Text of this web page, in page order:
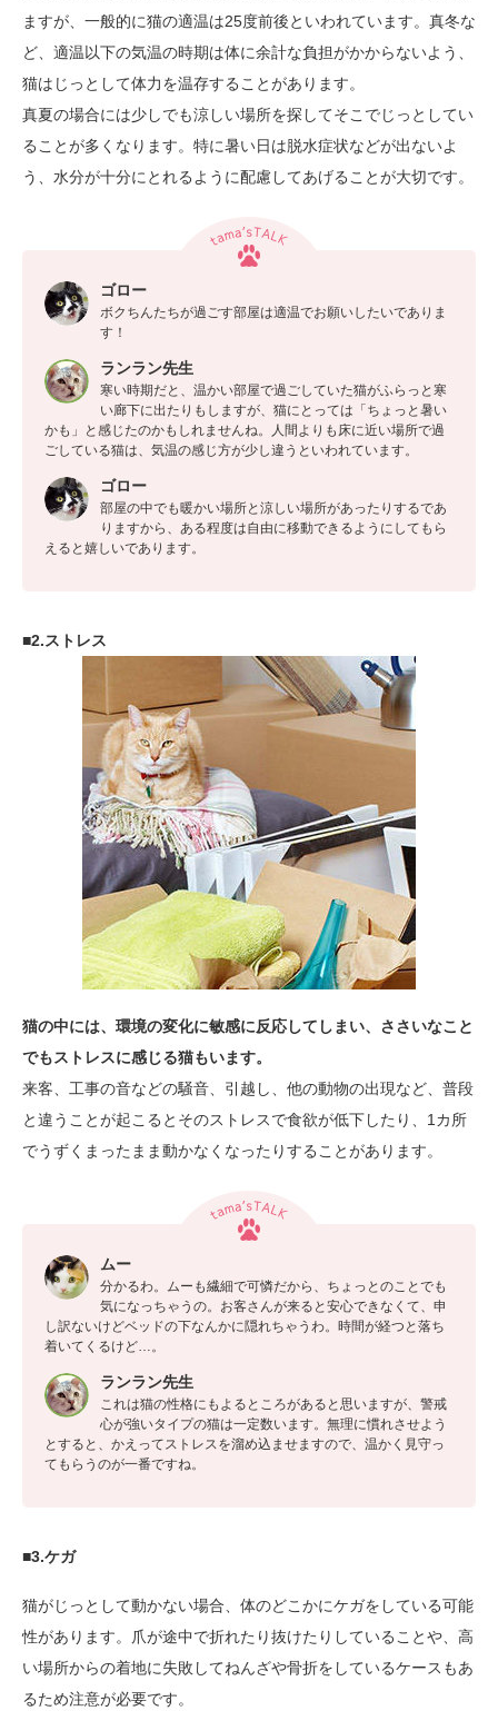
ますが、一般的に猫の適温は25度前後といわれています。真冬な
ど、適温以下の気温の時期は体に余計な負担がかからないよう、
猫はじっとして体力を温存することがあります。
真夏の場合には少しでも涼しい場所を探してそこでじっとしてい
ることが多くなります。特に暑い日は脱水症状などが出ないよ
う、水分が十分にとれるように配慮してあげることが大切です。
ゴロー
ボクちんたちが過ごす部屋は適温でお願いしたいでありま
す！
ランラン先生
寒い時期だと、温かい部屋で過ごしていた猫がふらっと寒
い廊下に出たりもしますが、猫にとっては「ちょっと暑い
かも」と感じたのかもしれませんね。人間よりも床に近い場所で過
ごしている猫は、気温の感じ方が少し違うといわれています。
ゴロー
部屋の中でも暖かい場所と涼しい場所があったりするであ
りますから、ある程度は自由に移動できるようにしてもら
えると嬉しいであります。
■2.ストレス
猫の中には、環境の変化に敏感に反応してしまい、ささいなこと
でもストレスに感じる猫もいます。
来客、工事の音などの騒音、引越し、他の動物の出現など、普段
と違うことが起こるとそのストレスで食欲が低下したり、1カ所
でうずくまったまま動かなくなったりすることがあります。
ムー
分かるわ。ムーも繊細で可憐だから、ちょっとのことでも
気になっちゃうの。お客さんが来ると安心できなくて、申
し訳ないけどベッドの下なんかに隠れちゃうわ。時間が経つと落ち
着いてくるけど…。
ランラン先生
これは猫の性格にもよるところがあると思いますが、警戒
心が強いタイプの猫は一定数います。無理に慣れさせよう
とすると、かえってストレスを溜め込ませますので、温かく見守っ
てもらうのが一番ですね。
■3.ケガ
猫がじっとして動かない場合、体のどこかにケガをしている可能
性があります。爪が途中で折れたり抜けたりしていることや、高
い場所からの着地に失敗してねんざや骨折をしているケースもあ
るため注意が必要です。